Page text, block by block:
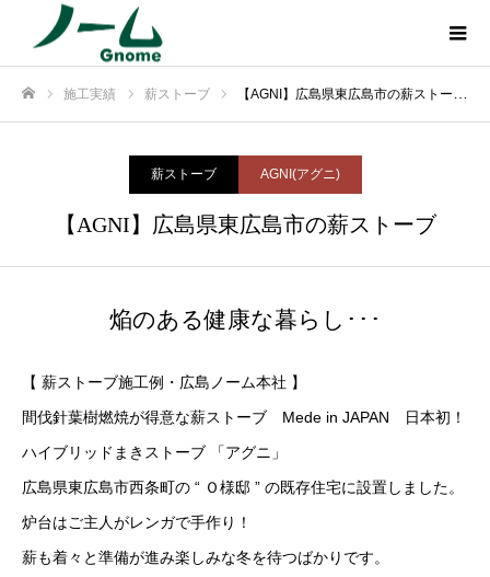
施工実績 薪ストーブ 【AGNI】広島県東広島市の薪ストーブ
薪ストーブ AGNI(アグニ)
【AGNI】広島県東広島市の薪ストーブ
焔のある健康な暮らし･･･
【 薪ストーブ施工例・広島ノーム本社 】
間伐針葉樹燃焼が得意な薪ストーブ Mede in JAPAN 日本初！
ハイブリッドまきストーブ 「アグニ」
広島県東広島市西条町の “ Ｏ様邸 ” の既存住宅に設置しました。
炉台はご主人がレンガで手作り！
薪も着々と準備が進み楽しみな冬を待つばかりです。